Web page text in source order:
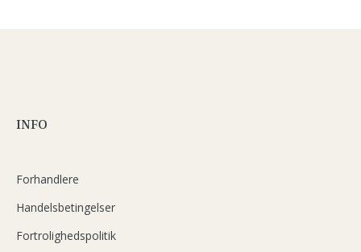
INFO
Forhandlere
Handelsbetingelser
Fortrolighedspolitik